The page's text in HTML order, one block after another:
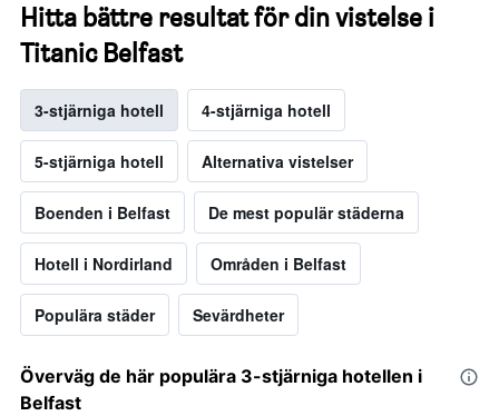
Hitta bättre resultat för din vistelse i
Titanic Belfast
3-stjärniga hotell 4-stjärniga hotell
5-stjärniga hotell Alternativa vistelser
Boenden i Belfast De mest populär städerna
Hotell i Nordirland Områden i Belfast
Populära städer Sevärdheter
Överväg de här populära 3-stjärniga hotellen i
Belfast